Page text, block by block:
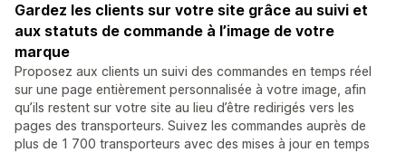
Gardez les clients sur votre site grâce au suivi et
aux statuts de commande à l’image de votre
marque
Proposez aux clients un suivi des commandes en temps réel
sur une page entièrement personnalisée à votre image, afin
qu’ils restent sur votre site au lieu d’être redirigés vers les
pages des transporteurs. Suivez les commandes auprès de
plus de 1 700 transporteurs avec des mises à jour en temps